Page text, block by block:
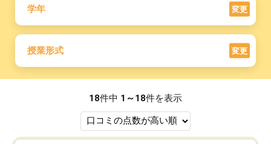
学年 変更
授業形式 変更
18件中 1～18件を表示